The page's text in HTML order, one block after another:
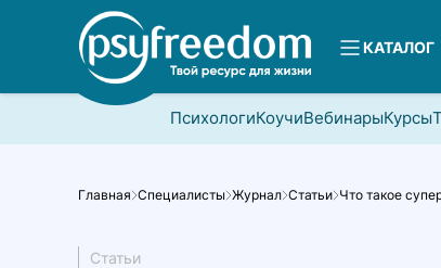
КАТАЛОГ
ПсихологиКоучиВебинарыКурсы
Главная Специалисты Журнал Статьи Что такое
Статьи